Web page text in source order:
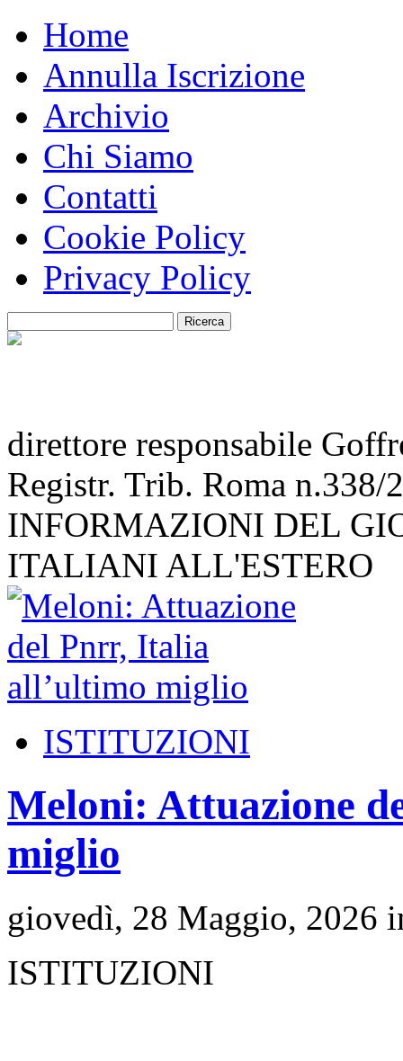
Home
Annulla Iscrizione
Archivio
Chi Siamo
Contatti
Cookie Policy
Privacy Policy
direttore responsabile
Registr. Trib. Roma n.338/
INFORMAZIONI DEL
ITALIANI ALL'ESTERO
ISTITUZIONI
Meloni: Attuazione
miglio
giovedì, 28 Maggio, 2026
ISTITUZIONI